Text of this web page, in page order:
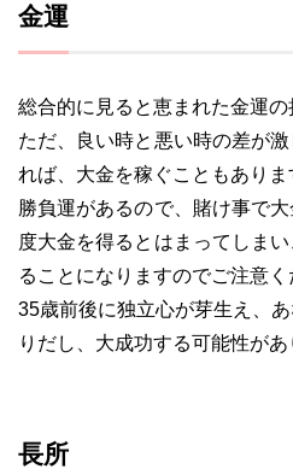
金運
総合的に見ると恵まれた金運の
ただ、良い時と悪い時の差が
れば、大金を稼ぐこともありま
勝負運があるので、賭け事で
度大金を得るとはまってしま
ることになりますのでご注意く
35歳前後に独立心が芽生え、
りだし、大成功する可能性があ
長所